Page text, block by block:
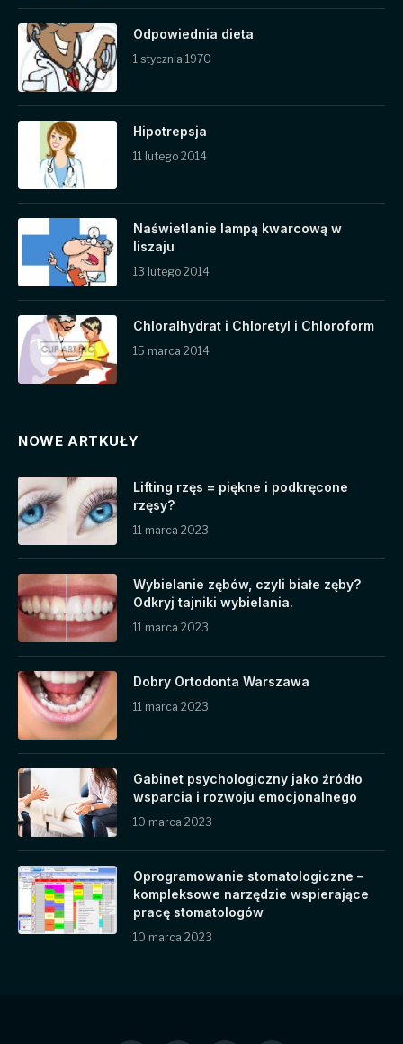
Odpowiednia dieta
1 stycznia 1970
Hipotrepsja
11 lutego 2014
Naświetlanie lampą kwarcową w
liszaju
13 lutego 2014
Chloralhydrat i Chloretyl i Chloroform
15 marca 2014
NOWE ARTKUŁY
Lifting rzęs = piękne i podkręcone
rzęsy?
11 marca 2023
Wybielanie zębów, czyli białe zęby?
Odkryj tajniki wybielania.
11 marca 2023
Dobry Ortodonta Warszawa
11 marca 2023
Gabinet psychologiczny jako źródło
wsparcia i rozwoju emocjonalnego
10 marca 2023
Oprogramowanie stomatologiczne –
kompleksowe narzędzie wspierające
pracę stomatologów
10 marca 2023